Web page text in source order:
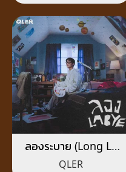
ลองระบาย (Long La
Bye)
QLER